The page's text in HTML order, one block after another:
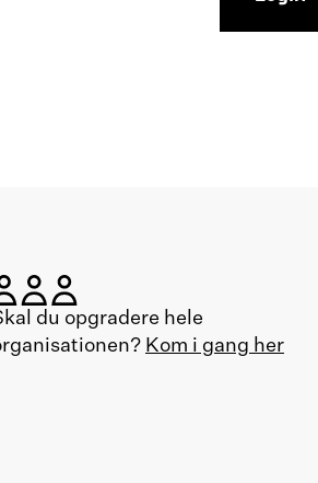
du opgradere hele
Kom i gang her